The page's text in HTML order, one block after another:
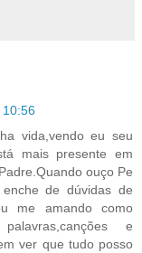
vida,vendo eu seu
mais presente em
ouço Pe
de dúvidas de
me amando como
e
ver que tudo posso